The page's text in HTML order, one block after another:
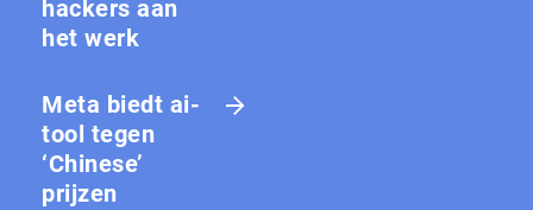
hackers aan
het werk
Meta biedt ai-
tool tegen
‘Chinese’
prijzen